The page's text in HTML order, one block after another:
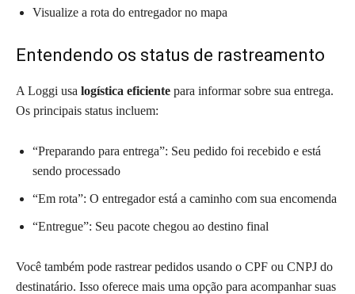
Visualize a rota do entregador no mapa
Entendendo os status de rastreamento
A Loggi usa logística eficiente para informar sobre sua entrega.
Os principais status incluem:
“Preparando para entrega”: Seu pedido foi recebido e está
sendo processado
“Em rota”: O entregador está a caminho com sua encomenda
“Entregue”: Seu pacote chegou ao destino final
Você também pode rastrear pedidos usando o CPF ou CNPJ do
destinatário. Isso oferece mais uma opção para acompanhar suas